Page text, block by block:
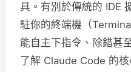
具。有別於傳統的 IDE
駐你的終端機（
能自主下指令、除錯甚
了解 Claude Code 的